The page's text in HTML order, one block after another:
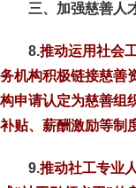
三、加强慈善人
8.推动运用社会
务机构积极链接慈善
构申请认定为慈善组
补贴、薪酬激励等制
9.推动社工专业